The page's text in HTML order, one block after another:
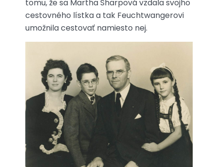
tomu, že sa Martha Sharpová vzdala svojho
cestovného lístka a tak Feuchtwangerovi
umožnila cestovať namiesto nej.